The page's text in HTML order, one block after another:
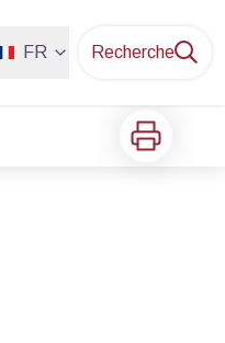
FR Recherche
Imprimer